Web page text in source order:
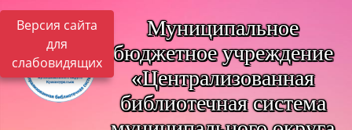
Версия сайта
для
слабовидящих
Муниципальное
бюджетное учреждение
«Централизованная
библиотечная система